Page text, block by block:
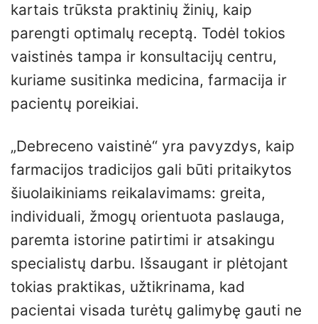
kartais trūksta praktinių žinių, kaip
parengti optimalų receptą. Todėl tokios
vaistinės tampa ir konsultacijų centru,
kuriame susitinka medicina, farmacija ir
pacientų poreikiai.
„Debreceno vaistinė“ yra pavyzdys, kaip
farmacijos tradicijos gali būti pritaikytos
šiuolaikiniams reikalavimams: greita,
individuali, žmogų orientuota paslauga,
paremta istorine patirtimi ir atsakingu
specialistų darbu. Išsaugant ir plėtojant
tokias praktikas, užtikrinama, kad
pacientai visada turėtų galimybę gauti ne